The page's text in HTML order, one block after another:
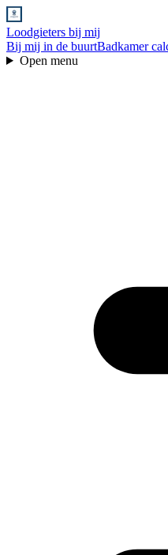
Loodgieters bij mij
Bij mij in de buurtBadkamer
Open menu